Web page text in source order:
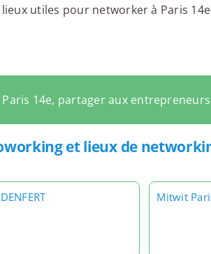
utiles pour networker à Paris
14e, partager aux entrepreneurs
et lieux de
Mitwit